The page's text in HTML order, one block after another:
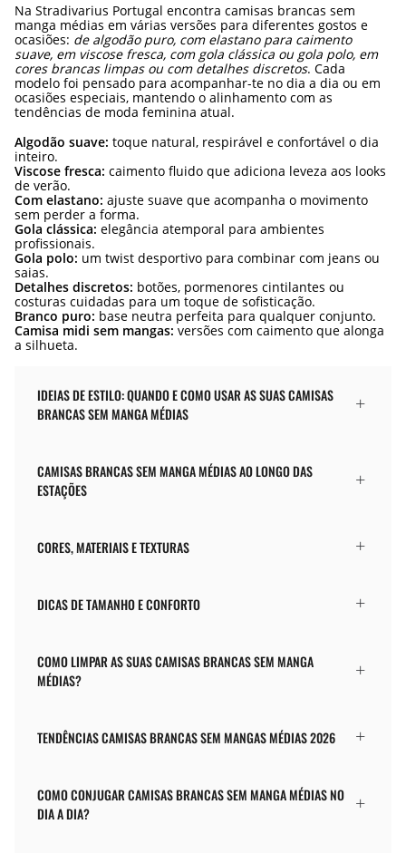
Na Stradivarius Portugal encontra camisas brancas sem
manga médias em várias versões para diferentes gostos e
ocasiões: de algodão puro, com elastano para caimento
suave, em viscose fresca, com gola clássica ou gola polo, em
cores brancas limpas ou com detalhes discretos. Cada
modelo foi pensado para acompanhar-te no dia a dia ou em
ocasiões especiais, mantendo o alinhamento com as
tendências de moda feminina atual.
Algodão suave: toque natural, respirável e confortável o dia
inteiro.
Viscose fresca: caimento fluido que adiciona leveza aos looks
de verão.
Com elastano: ajuste suave que acompanha o movimento
sem perder a forma.
Gola clássica: elegância atemporal para ambientes
profissionais.
Gola polo: um twist desportivo para combinar com jeans ou
saias.
Detalhes discretos: botões, pormenores cintilantes ou
costuras cuidadas para um toque de sofisticação.
Branco puro: base neutra perfeita para qualquer conjunto.
Camisa midi sem mangas: versões com caimento que alonga
a silhueta.
IDEIAS DE ESTILO: QUANDO E COMO USAR AS SUAS CAMISAS
BRANCAS SEM MANGA MÉDIAS
CAMISAS BRANCAS SEM MANGA MÉDIAS AO LONGO DAS
ESTAÇÕES
CORES, MATERIAIS E TEXTURAS
DICAS DE TAMANHO E CONFORTO
COMO LIMPAR AS SUAS CAMISAS BRANCAS SEM MANGA
MÉDIAS?
TENDÊNCIAS CAMISAS BRANCAS SEM MANGAS MÉDIAS 2026
COMO CONJUGAR CAMISAS BRANCAS SEM MANGA MÉDIAS NO
DIA A DIA?